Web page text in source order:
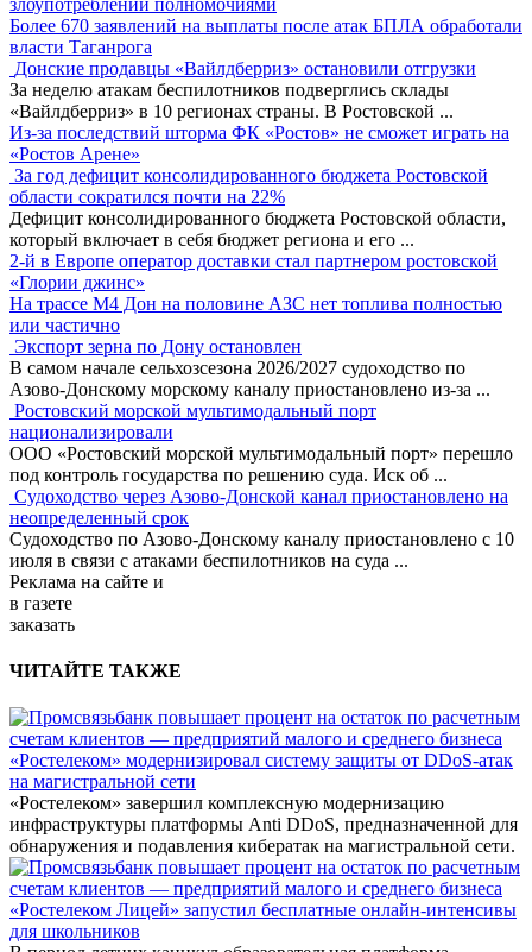
злоупотреблении полномочиями
Более 670 заявлений на выплаты после атак БПЛА обработали
власти Таганрога
Донские продавцы «Вайлдберриз» остановили отгрузки
За неделю атакам беспилотников подверглись склады
«Вайлдберриз» в 10 регионах страны. В Ростовской ...
Из-за последствий шторма ФК «Ростов» не сможет играть на
«Ростов Арене»
За год дефицит консолидированного бюджета Ростовской
области сократился почти на 22%
Дефицит консолидированного бюджета Ростовской области,
который включает в себя бюджет региона и его ...
2-й в Европе оператор доставки стал партнером ростовской
«Глории джинс»
На трассе М4 Дон на половине АЗС нет топлива полностью
или частично
Экспорт зерна по Дону остановлен
В самом начале сельхозсезона 2026/2027 судоходство по
Азово-Донскому морскому каналу приостановлено из-за ...
Ростовский морской мультимодальный порт
национализировали
ООО «Ростовский морской мультимодальный порт» перешло
под контроль государства по решению суда. Иск об ...
Судоходство через Азово-Донской канал приостановлено на
неопределенный срок
Судоходство по Азово-Донскому каналу приостановлено с 10
июля в связи с атаками беспилотников на суда ...
Реклама на сайте и
в газете
заказать
ЧИТАЙТЕ ТАКЖЕ
«Ростелеком» модернизировал систему защиты от DDoS-атак
на магистральной сети
«Ростелеком» завершил комплексную модернизацию
инфраструктуры платформы Anti DDoS, предназначенной для
обнаружения и подавления кибератак на магистральной сети.
«Ростелеком Лицей» запустил бесплатные онлайн-интенсивы
для школьников